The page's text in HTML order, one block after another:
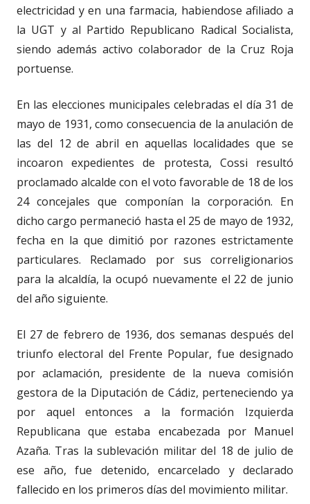
electricidad y en una farmacia, habiendose afiliado a
la UGT y al Partido Republicano Radical Socialista,
siendo además activo colaborador de la Cruz Roja
portuense.
En las elecciones municipales celebradas el día 31 de
mayo de 1931, como consecuencia de la anulación de
las del 12 de abril en aquellas localidades que se
incoaron expedientes de protesta, Cossi resultó
proclamado alcalde con el voto favorable de 18 de los
24 concejales que componían la corporación. En
dicho cargo permaneció hasta el 25 de mayo de 1932,
fecha en la que dimitió por razones estrictamente
particulares. Reclamado por sus correligionarios
para la alcaldía, la ocupó nuevamente el 22 de junio
del año siguiente.
El 27 de febrero de 1936, dos semanas después del
triunfo electoral del Frente Popular, fue designado
por aclamación, presidente de la nueva comisión
gestora de la Diputación de Cádiz, perteneciendo ya
por aquel entonces a la formación Izquierda
Republicana que estaba encabezada por Manuel
Azaña. Tras la sublevación militar del 18 de julio de
ese año, fue detenido, encarcelado y declarado
fallecido en los primeros días del movimiento militar.